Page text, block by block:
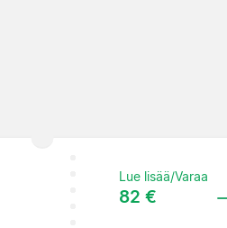
Lue lisää/Varaa
82 €